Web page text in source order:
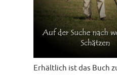
Erhältlich ist das Buch